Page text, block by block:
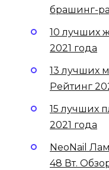
брашинг-
10 лучших
2021 года
13 лучших
Рейтинг
15 лучших
2021 года
NeoNail
48 Вт.